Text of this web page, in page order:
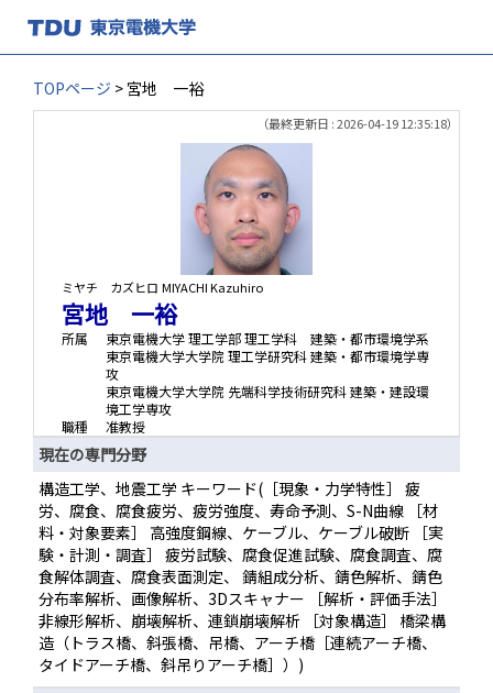
TOPページ > 宮地 一裕
（最終更新日 : 2026-04-19 12:35:18）
ミヤチ カズヒロ MIYACHI Kazuhiro
宮地 一裕
所属
東京電機大学 理工学部 理工学科 建築・都市環境学系
東京電機大学大学院 理工学研究科 建築・都市環境学専
攻
東京電機大学大学院 先端科学技術研究科 建築・建設環
境工学専攻
職種
准教授
現在の専門分野
構造工学、地震工学 キーワード(［現象・力学特性］ 疲
労、腐食、腐食疲労、疲労強度、寿命予測、S-N曲線 ［材
料・対象要素］ 高強度鋼線、ケーブル、ケーブル破断 ［実
験・計測・調査］ 疲労試験、腐食促進試験、腐食調査、腐
食解体調査、腐食表面測定、 錆組成分析、錆色解析、錆色
分布率解析、画像解析、3Dスキャナー ［解析・評価手法］
非線形解析、崩壊解析、連鎖崩壊解析 ［対象構造］ 橋梁構
造（トラス橋、斜張橋、吊橋、アーチ橋［連続アーチ橋、
タイドアーチ橋、斜吊りアーチ橋］）)